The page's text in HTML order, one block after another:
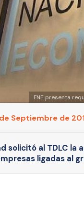
FNE presenta
Septiembre de
solicitó al TDLC la
ligadas al